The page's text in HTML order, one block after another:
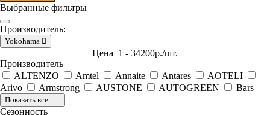
Выбранные фильтры
Производитель:
Yokohama
Цена 1 - 34200р./шт.
Производитель
ALTENZO
Amtel Annaite Antares
AOTELI
Arivo
Armstrong AUSTONE AUTOGREEN Bars
Показать все
Сезонность